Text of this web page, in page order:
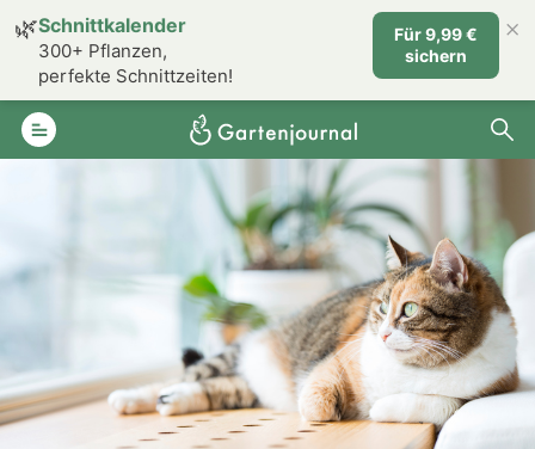
🌿Schnittkalender
300+ Pflanzen,
perfekte Schnittzeiten!
Für 9,99 €
sichern
×